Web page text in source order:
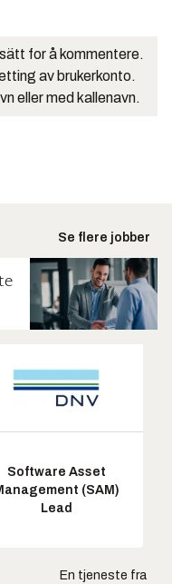
for å kommentere.
av brukerkonto.
eller med kallenavn.
Se flere jobber
Software Asset
(SAM)
Lead
En tjeneste fra